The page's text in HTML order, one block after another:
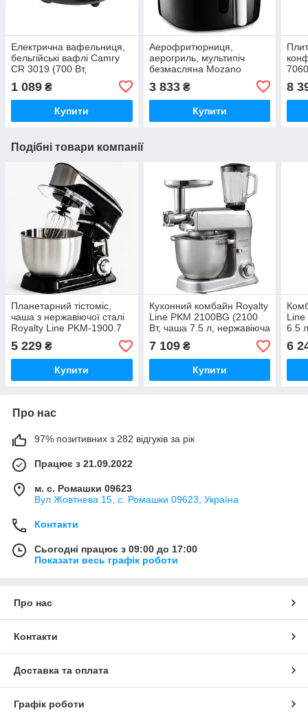
Електрична вафельниця,
бельгійські вафлі Camry
CR 3019 (700 Вт,
антипригарне покриття)
1 089 ₴
Купити
Аерофритюрниця,
аерогриль, мультипіч
безмасляна Mozano
AGD/FRY/01#SRE (1500
Вт, 4 л, 8 авто програм)
3 833₴
Купити
8
Подібні товари компанії
Планетарний тістоміс,
чаша з нержавіючої сталі
Royalty Line PKM-1900.7
(1900 Вт, 6.5 л чаша, 6
швидкостей)
5 229 ₴
Купити
Кухонний комбайн Royalty
Line PKM 2100BG (2100
Вт, чаша 7.5 л, нержавіюча
сталь, блендер,
м'ясорубка)
7 109₴
Купити
Line
6.5
6
Про нас
97% позитивних з 282 відгуків за рік
Працює з 21.09.2022
м. с. Ромашки 09623
Вул Жовтнева 15, с. Ромашки 09623, Україна
Контакти
Сьогодні працює з 09:00 до 17:00
Показати весь графік роботи
Про нас
Контакти
Доставка та оплата
Графік роботи